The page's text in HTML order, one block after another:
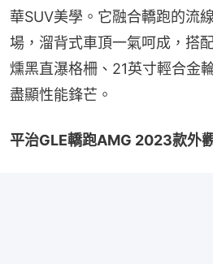
華SUV美學。它融合轎跑的流
場，溜背式車頂一氣呵成，搭
燻黑直瀑格柵、21英寸輕合金
盡顯性能鋒芒。
平治GLE轎跑AMG 2023款外